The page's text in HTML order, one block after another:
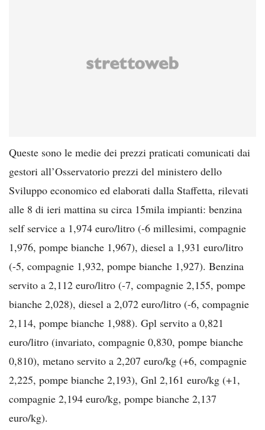
Queste sono le medie dei prezzi praticati comunicati dai
gestori all’Osservatorio prezzi del ministero dello
Sviluppo economico ed elaborati dalla Staffetta, rilevati
alle 8 di ieri mattina su circa 15mila impianti: benzina
self service a 1,974 euro/litro (-6 millesimi, compagnie
1,976, pompe bianche 1,967), diesel a 1,931 euro/litro
(-5, compagnie 1,932, pompe bianche 1,927). Benzina
servito a 2,112 euro/litro (-7, compagnie 2,155, pompe
bianche 2,028), diesel a 2,072 euro/litro (-6, compagnie
2,114, pompe bianche 1,988). Gpl servito a 0,821
euro/litro (invariato, compagnie 0,830, pompe bianche
0,810), metano servito a 2,207 euro/kg (+6, compagnie
2,225, pompe bianche 2,193), Gnl 2,161 euro/kg (+1,
compagnie 2,194 euro/kg, pompe bianche 2,137
euro/kg).